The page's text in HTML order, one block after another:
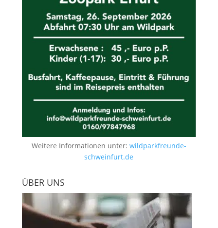
Weitere Informationen unter: wildparkfreunde-
schweinfurt.de
ÜBER UNS